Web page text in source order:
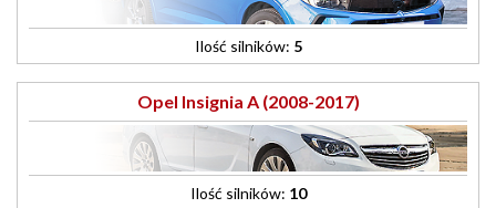
Ilość silników: 5
Opel Insignia A (2008-2017)
Ilość silników: 10